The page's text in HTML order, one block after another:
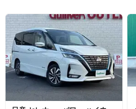
絵文字は投稿時に削除します
Captcha